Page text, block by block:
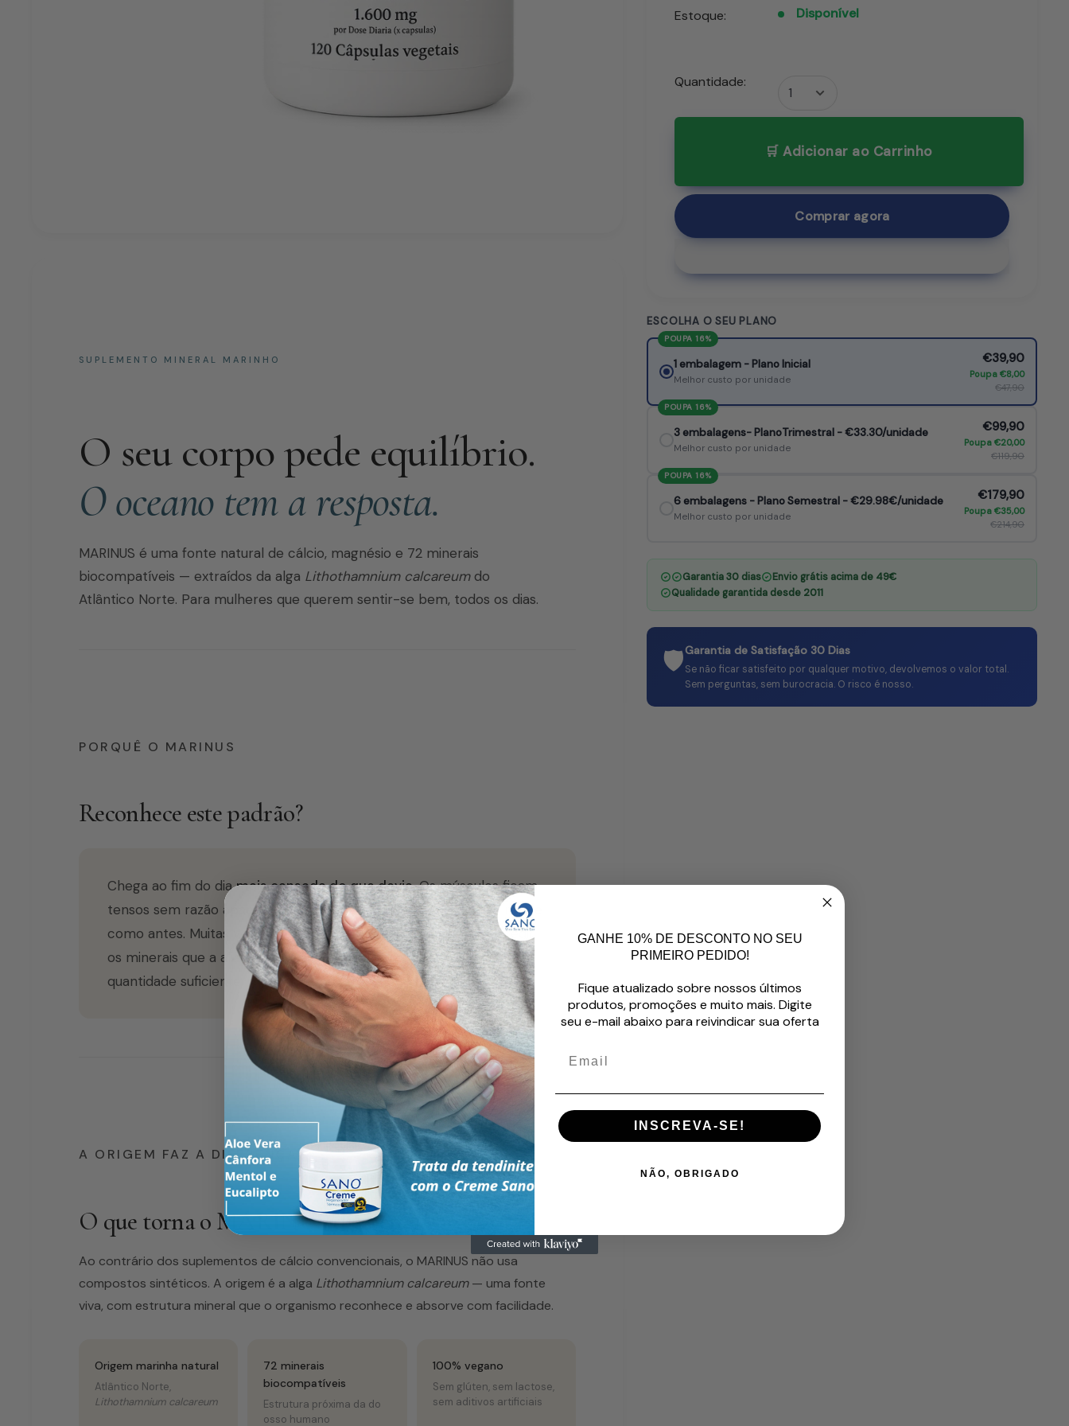
Estoque: Disponível
Quantidade:
🛒 Adicionar ao Carrinho
Comprar agora
ESCOLHA O SEU PLANO
POUPA 16%
1 embalagem - Plano Inicial
Melhor custo por unidade
€39,90
Poupa €8,00
€47,90
POUPA 16%
3 embalagens- PlanoTrimestral - €33.30/unidade
Melhor custo por unidade
€99,90
Poupa €20,00
€119,90
POUPA 16%
6 embalagens - Plano Semestral - €29.98€/unidade
Melhor custo por unidade
€179,90
Poupa €35,00
€214,90
Garantia 30 dias
Envio grátis acima de 49€
Qualidade garantida desde 2011
🛡️Garantia de Satisfação 30 Dias
Se não ficar satisfeito por qualquer motivo, devolvemos o valor total.
Sem perguntas, sem burocracia. O risco é nosso.
SUPLEMENTO MINERAL MARINHO
O seu corpo pede equilíbrio.
O oceano tem a resposta.
MARINUS é uma fonte natural de cálcio, magnésio e 72 minerais
biocompatíveis — extraídos da alga Lithothamnium calcareumdo
Atlântico Norte. Para mulheres que querem sentir-se bem, todos os dias.
PORQUÊ O MARINUS
Reconhece este padrão?
Chega ao fim do diamais cansada do que devia. Os músculos ficam
tensos sem razão aparente. A concentração falha. O sono não repõe
como antes. Muitas vezes, não é stress — é o seu organismo a pedir
os minerais que a alimentação moderna não consegue fornecer em
quantidade suficiente.
A ORIGEM FAZ A DIFERENÇA
O que torna o MARINUS diferente
Ao contrário dos suplementos de cálcio convencionais, o MARINUS não usa
compostos sintéticos. A origem é a alga Lithothamnium calcareum— uma fonte
viva, com estrutura mineral que o organismo reconhece e absorve com facilidade.
Origem marinha natural
Atlântico Norte,
Lithothamnium calcareum
72 minerais
biocompatíveis
Estrutura próxima da do
osso humano
100% vegano
Sem glúten, sem lactose,
sem aditivos artificiais
GANHE 10% DE DESCONTO NO SEU
PRIMEIRO PEDIDO!
Fique atualizado sobre nossos últimos
produtos, promoções e muito mais. Digite
seu e-mail abaixo para reivindicar sua oferta
INSCREVA-SE!
NÃO, OBRIGADO